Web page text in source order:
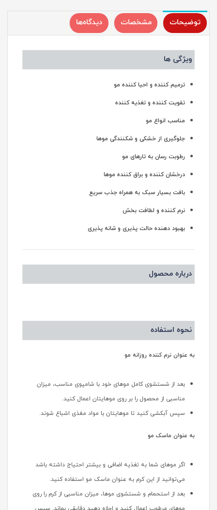
توضیحات مشخصات دیدگاه‌ها
ویژگی ها
ترمیم کننده و احیا کننده مو
تقویت کننده و تغذیه کننده
مناسب انواع مو
جلوگیری از خشکی و شکنندگی موها
رطوبت رسان به تارهای مو
درخشان کننده و براق کننده موها
بافت بسیار سبک به همراه جذب سریع
نرم کننده و لطافت بخش
بهبود دهنده حالت پذیری و شانه پذیری
درباره محصول
نحوه استفاده
به عنوان نرم کننده روزانه مو
بعد از شستشوی کامل موهای خود با شامپوی مناسب، میزان
مناسبی از محصول را بر روی موهایتان اعمال کنید.
سپس آبکشی کنید تا موهایتان با مواد مغذی اشباع شوند.
به عنوان ماسک مو
اگر موهای شما به تغذیه اضافی و بیشتر احتیاج داشته باشد
می‌توانید از این کرم به عنوان ماسک مو استفاده کنید.
بعد از استحمام و شستشوی موها، میزان مناسبی از کرم را روی